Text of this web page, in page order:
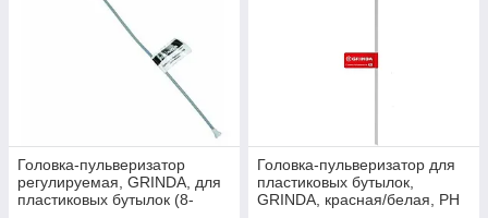
Головка-пульверизатор
регулируемая, GRINDA, для
пластиковых бутылок (8-
Головка-пульверизатор для
пластиковых бутылок,
GRINDA, красная/белая, PH